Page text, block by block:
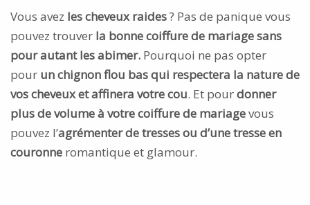
Vous avez les cheveux raides? Pas de panique vous
pouvez trouver la bonne coiffure de mariage sans
pour autant les abimer. Pourquoi ne pas opter
pour un chignon flou bas qui respectera la nature de
vos cheveux et affinera votre cou. Et pourdonner
plus de volume à votre coiffure de mariagevous
pouvez l’agrémenter de tresses ou d’une tresse en
couronne romantique et glamour.